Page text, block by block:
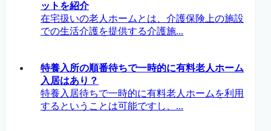
ットを紹介
在宅扱いの老人ホームとは、介護保険上の施設
での生活介護を提供する介護施...
特養入所の順番待ちで一時的に有料老人ホーム
入居はあり？
特養入居待ちで一時的に有料老人ホームを利用
するということは可能ですし、...